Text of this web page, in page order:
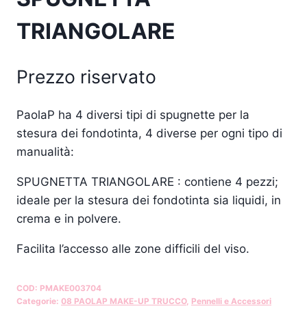
TRIANGOLARE
Prezzo riservato
PaolaP ha 4 diversi tipi di spugnette per la
stesura dei fondotinta, 4 diverse per ogni tipo di
manualità:
SPUGNETTA TRIANGOLARE : contiene 4 pezzi;
ideale per la stesura dei fondotinta sia liquidi, in
crema e in polvere.
Facilita l’accesso alle zone difficili del viso.
COD: PMAKE003704
Categorie: 08 PAOLAP MAKE-UP TRUCCO, Pennelli e Accessori